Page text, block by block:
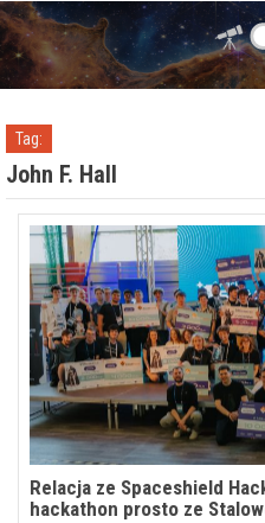
Przejdź do
Tag:
John F. Hall
Relacja ze Spaceshield
hackathon prosto ze